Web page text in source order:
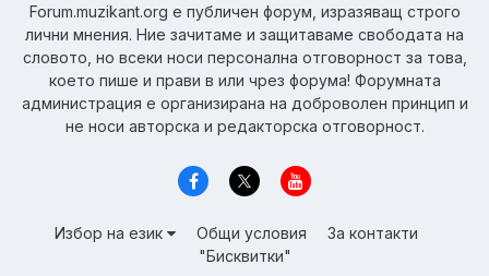
Forum.muzikant.org е публичен форум, изразяващ строго
лични мнения. Ние зачитаме и защитаваме свободата на
словото, но всеки носи персонална отговорност за това,
което пише и прави в или чрез форума! Форумната
администрация е организирана на доброволен принцип и
не носи авторска и редакторска отговорност.
Избор на език Общи условия
За контакти
"Бисквитки"